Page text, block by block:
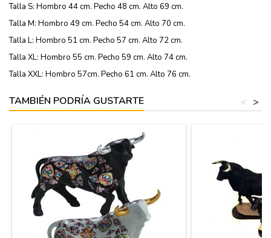
Talla S: Hombro 44 cm. Pecho 48 cm. Alto 69 cm.
Talla M: Hombro 49 cm. Pecho 54 cm. Alto 70 cm.
Talla L: Hombro 51 cm. Pecho 57 cm. Alto 72 cm.
Talla XL: Hombro 55 cm. Pecho 59 cm. Alto 74 cm.
Talla XXL: Hombro 57cm. Pecho 61 cm. Alto 76 cm.
TAMBIÉN PODRÍA GUSTARTE >
<